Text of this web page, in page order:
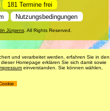
181 Termine frei
Nutzungsbedingungen
Jürgens. All Rights Reserved.
und verarbeitet werden, erfahren Sie in den
dieser Homepage erklären Sie sich damit sowie
einverstanden. Sie können wählen,